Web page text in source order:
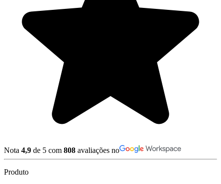
Nota 4,9 de 5 com 808 avaliações no
Produto